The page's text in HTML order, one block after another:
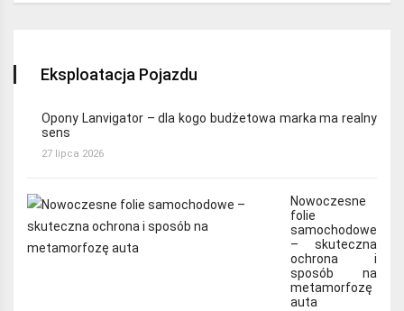
Eksploatacja Pojazdu
Opony Lanvigator – dla kogo budżetowa marka ma realny
sens
27 lipca 2026
Nowoczesne
folie
samochodowe
– skuteczna
ochrona i
sposób na
metamorfozę
auta